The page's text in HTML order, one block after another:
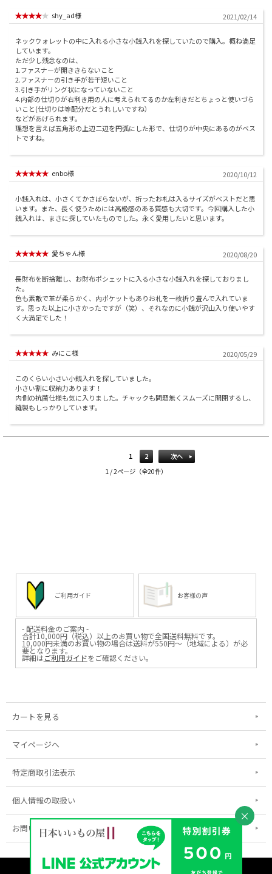
shy_ad様 2021/02/14
ネックウォレットの中に入れる小さな小銭入れを探していたので購入。概ね満足
しています。
ただ少し残念なのは、
1.ファスナーが開ききらないこと
2.ファスナーの引き手が若干短いこと
3.引き手がリング状になっていないこと
4.内部の仕切りが右利き用の人に考えられてるのか左利きだとちょっと使いづら
いこと(仕切りは等配分だとうれしいですね）
などがあげられます。
理想を言えば五角形の上辺二辺を円弧にした形で、仕切りが中央にあるのがベス
トですね。
enbo様 2020/10/12
小銭入れは、小さくてかさばらないが、折ったお札は入るサイズがベストだと思
います。また、長く使うためには高級感のある質感も大切です。今回購入した小
銭入れは、まさに探していたものでした。永く愛用したいと思います。
愛ちゃん様 2020/08/20
長財布を断捨離し、お財布ポシェットに入る小さな小銭入れを探しておりまし
た。
色も素敵で革が柔らかく、内ポケットもありお札を一枚折り畳んで入れていま
す。思った以上に小さかったですが（笑）、それなのに小銭が沢山入り使いやす
く大満足でした！
みにこ様 2020/05/29
このくらい小さい小銭入れを探していました。
小さい割に収納力あります！
内側の抗菌仕様も気に入りました。チャックも問題無くスムーズに開閉するし、
縫製もしっかりしています。
1 2
次へ
1 / 2ページ（全20件）
ご利用ガイド お客様の声
- 配送料金のご案内 -
合計10,000円（税込）以上のお買い物で全国送料無料です。
10,000円未満のお買い物の場合は送料が550円～（地域による）が必
要となります。
詳細はご利用ガイドをご確認ください。
カートを見る
マイページへ
特定商取引法表示
個人情報の取扱い
お問い合わせ
表示：スマートフォン｜
×